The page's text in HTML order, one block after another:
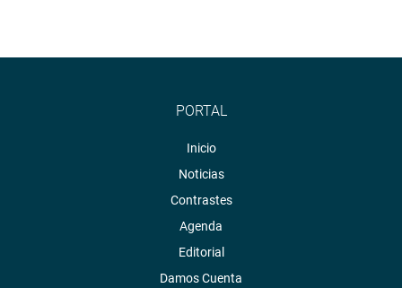
PORTAL
Inicio
Noticias
Contrastes
Agenda
Editorial
Damos Cuenta